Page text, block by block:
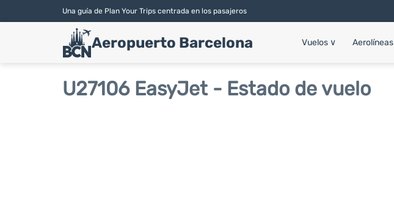
Una guía de Plan Your Trips centrada en los pasajeros
Aeropuerto Barcelona Vuelos ∨ Aerolíneas
U27106 EasyJet - Estado de vuelo